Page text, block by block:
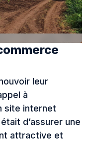
leur
à
site internet
d’assurer une
attractive et